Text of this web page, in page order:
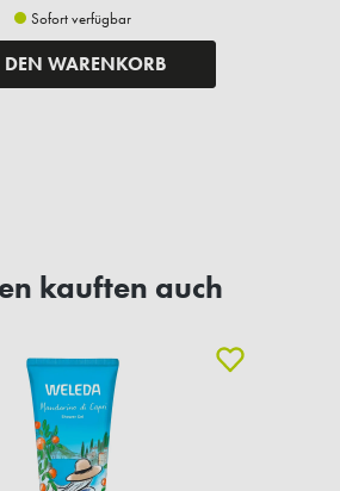
Sofort verfügbar
WARENKORB
kauften auch